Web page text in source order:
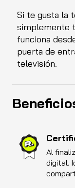
Si te gusta la
simplemente
funciona
puerta de
televisión.
Al
digital.